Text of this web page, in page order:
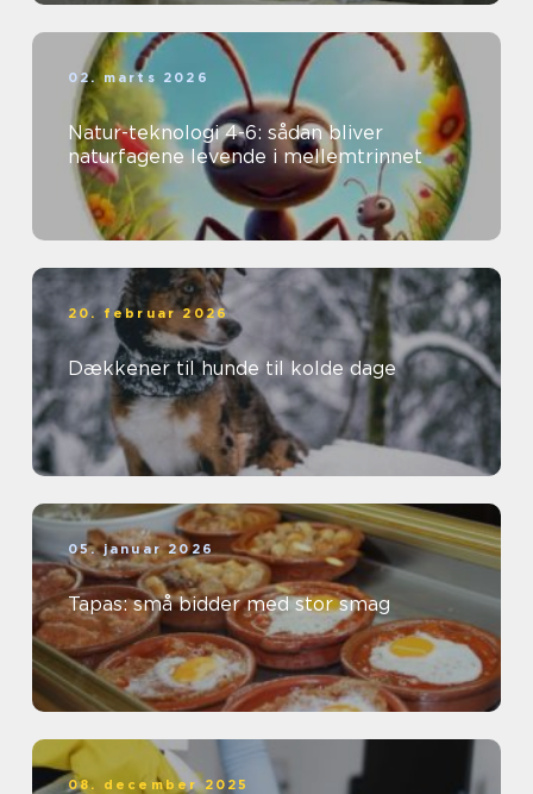
02. marts 2026
Natur-teknologi 4-6: sådan bliver
naturfagene levende i mellemtrinnet
20. februar 2026
Dækkener til hunde til kolde dage
05. januar 2026
Tapas: små bidder med stor smag
08. december 2025